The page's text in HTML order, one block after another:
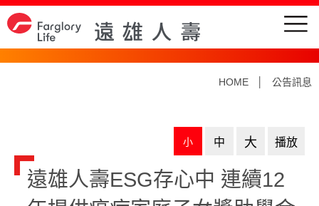
HOME 公告訊息
小 中 大 播放
遠雄人壽ESG存心中 連續12